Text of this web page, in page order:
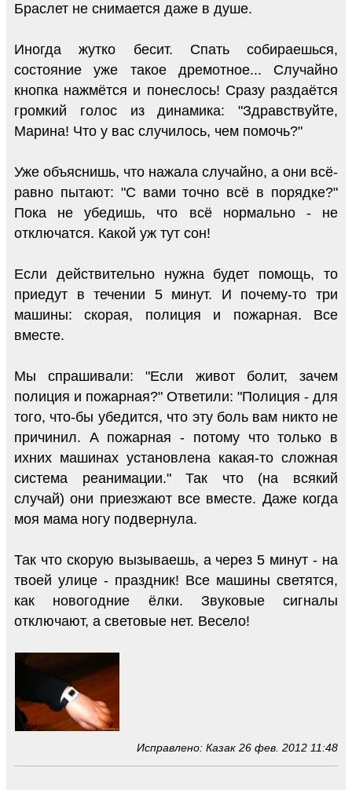
Браслет не снимается даже в душе.
Иногда жутко бесит. Спать собираешься,
состояние уже такое дремотное... Случайно
кнопка нажмётся и понеслось! Сразу раздаётся
громкий голос из динамика: "Здравствуйте,
Марина! Что у вас случилось, чем помочь?"
Уже объяснишь, что нажала случайно, а они всё-
равно пытают: "С вами точно всё в порядке?"
Пока не убедишь, что всё нормально - не
отключатся. Какой уж тут сон!
Если действительно нужна будет помощь, то
приедут в течении 5 минут. И почему-то три
машины: скорая, полиция и пожарная. Все
вместе.
Мы спрашивали: "Если живот болит, зачем
полиция и пожарная?" Ответили: "Полиция - для
того, что-бы убедится, что эту боль вам никто не
причинил. А пожарная - потому что только в
ихних машинах установлена какая-то сложная
система реанимации." Так что (на всякий
случай) они приезжают все вместе. Даже когда
моя мама ногу подвернула.
Так что скорую вызываешь, а через 5 минут - на
твоей улице - праздник! Все машины светятся,
как новогодние ёлки. Звуковые сигналы
отключают, а световые нет. Весело!
Исправлено: Казак 26 фев. 2012 11:48